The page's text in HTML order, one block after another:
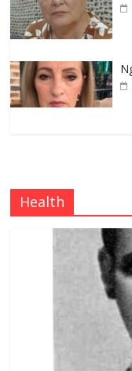
e
Health